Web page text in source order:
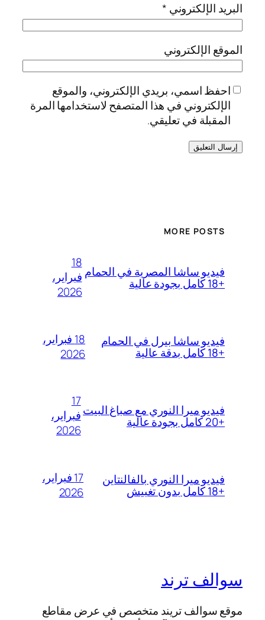
البريد الإلكتروني *
الموقع الإلكتروني
احفظ اسمي، بريدي الإلكتروني، والموقع
الإلكتروني في هذا المتصفح لاستخدامها المرة
المقبلة في تعليقي.
MORE POSTS
فيديو ساشا المصرية في الحمام
+18 كامل بجودة عالية
18
فبراير،
2026
فيديو ساشا بيرل في الحمام
+18 كامل بدقة عالية
18 فبراير،
2026
فيديو ميرا النوري مع صباغ البيت
+20 كامل بجودة عالية
17
فبراير،
2026
فيديو ميرا النوري بالفالنتاين
+18 كامل بدون تغبيش
17 فبراير،
2026
سوالف ترند
موقع سوالف تريند متخصص في عرض مقاطع